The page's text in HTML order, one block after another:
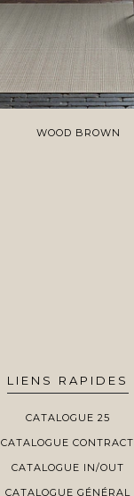
WOOD BROWN
LIENS RAPIDES
CATALOGUE 25
CATALOGUE CONTRACT
CATALOGUE IN/OUT
CATALOGUE GÉNÉRAL